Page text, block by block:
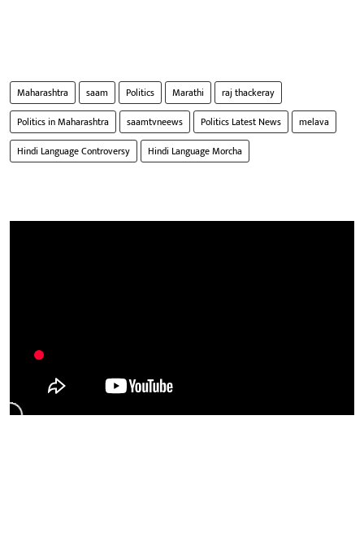
Maharashtra saam Politics Marathi
raj thackeray
Politics in Maharashtra
saamtvneews Politics Latest News
melava
Hindi Language Controversy
Hindi Language Morcha